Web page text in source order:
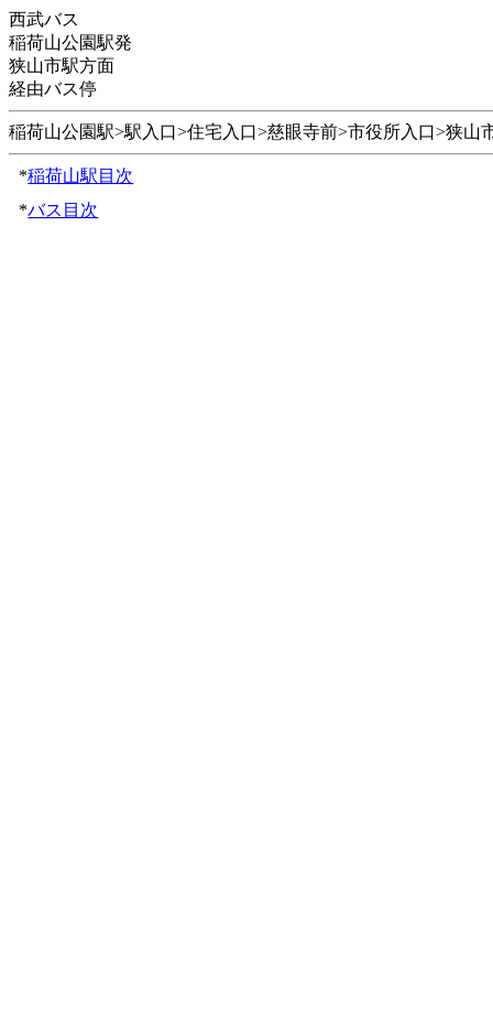
西武バス
稲荷山公園駅発
狭山市駅方面
経由バス停
稲荷山公園駅>駅入口>住宅入口>慈眼寺前>市役所入口>狭山
*稲荷山駅目次
*バス目次